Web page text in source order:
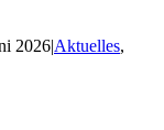
2026|Aktuelles,